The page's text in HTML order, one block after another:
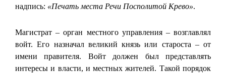
надпись: «Печать места Речи Посполитой Крево».
Магистрат – орган местного управления – возглавлял
войт. Его назначал великий князь или староста – от
имени правителя. Войт должен был представлять
интересы и власти, и местных жителей. Такой порядок